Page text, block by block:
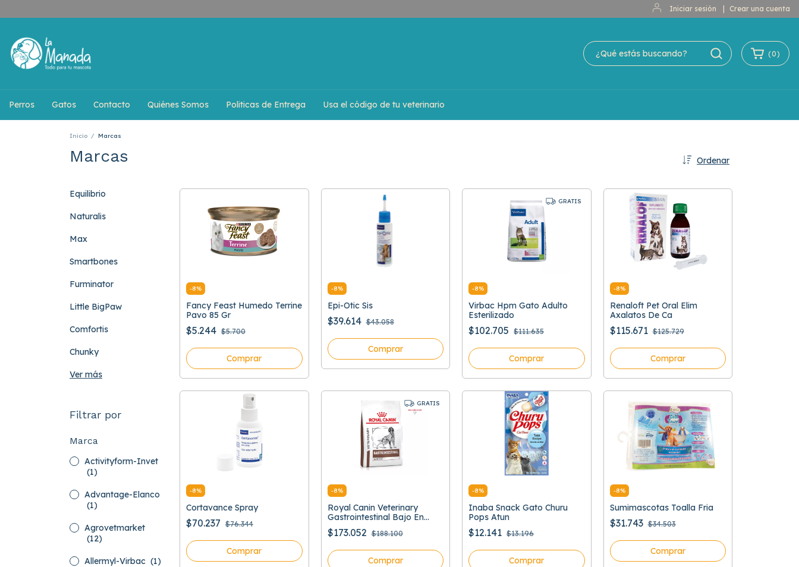
Iniciar sesión Crear una cuenta
(0)
Perros Gatos Contacto Quiénes Somos Politicas de Entrega Usa el código de tu veterinario
Inicio / Marcas
Marcas Ordenar
Equilibrio
Naturalis
Max
Smartbones
Furminator
Little BigPaw
Comfortis
Chunky
Ver más
Filtrar por
Marca
Activityform-Invet
(1)
Advantage-Elanco
(1)
Agrovetmarket
(12)
Allermyl-Virbac (1)
-8%
Fancy Feast Humedo Terrine
Pavo 85 Gr
$5.244 $5.700
Comprar
-8%
Epi-Otic Sis
$39.614 $43.058
Comprar
GRATIS
-8%
Virbac Hpm Gato Adulto
Esterilizado
$102.705 $111.635
Comprar
-8%
Renaloft Pet Oral Elim
Axalatos De Ca
$115.671 $125.729
Comprar
-8%
Cortavance Spray
$70.237 $76.344
Comprar
GRATIS
-8%
Royal Canin Veterinary
Gastrointestinal Bajo En
Grasa
$173.052 $188.100
Comprar
-8%
Inaba Snack Gato Churu
Pops Atun
$12.141 $13.196
Comprar
-8%
Sumimascotas Toalla Fria
$31.743 $34.503
Comprar